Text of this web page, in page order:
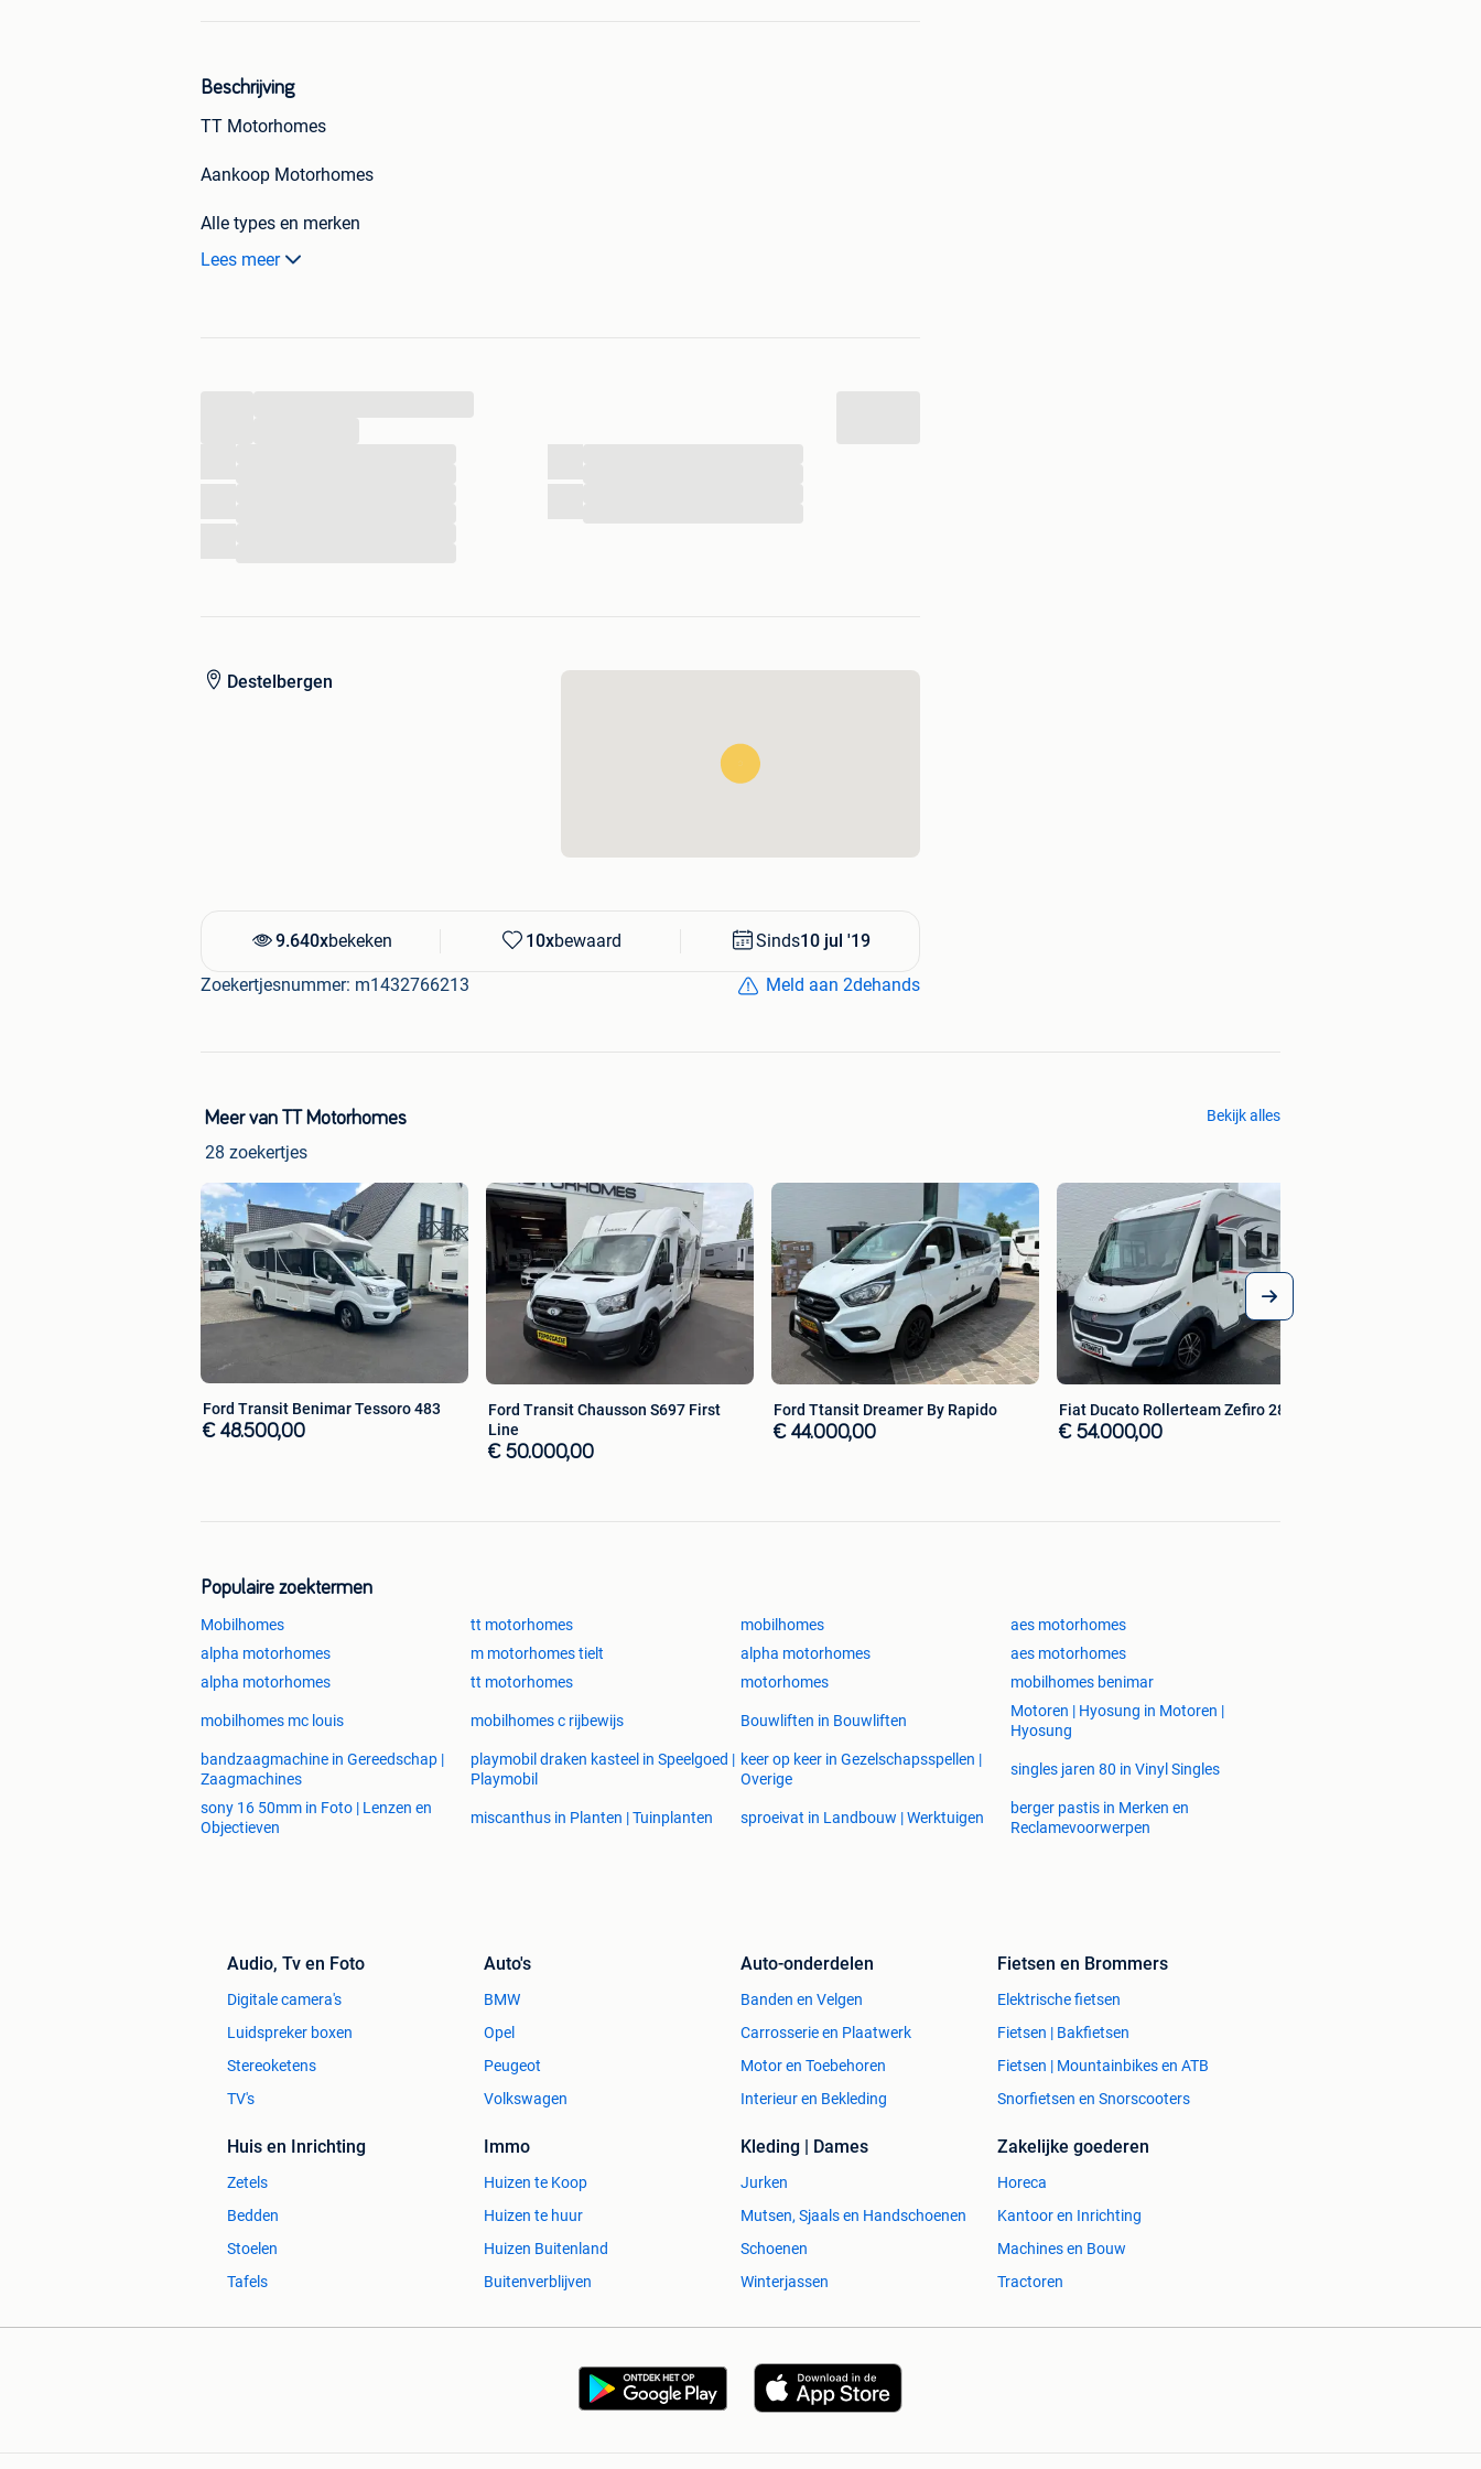
Beschrijving
TT Motorhomes
Aankoop Motorhomes
Alle types en merken
Jong of oud
Lees meer
Destelbergen
9.640xbekeken 10xbewaard Sinds10 jul '19
Zoekertjesnummer: m1432766213 Meld aan 2dehands
Meer van TT Motorhomes
28 zoekertjes
Bekijk alles
Ford Transit Benimar Tessoro 483
€ 48.500,00
Ford Transit Chausson S697 First
Line
€ 50.000,00
Ford Ttansit Dreamer By Rapido
€ 44.000,00
Fiat Ducato Rollerteam Zefiro 284
€ 54.000,00
Populaire zoektermen
Mobilhomes tt motorhomes mobilhomes
aes motorhomes
alpha motorhomes
m motorhomes tielt alpha motorhomes
aes motorhomes
alpha motorhomes
tt motorhomes motorhomes mobilhomes benimar
mobilhomes mc louis mobilhomes c rijbewijs Bouwliften in Bouwliften
Motoren | Hyosung in Motoren |
Hyosung
bandzaagmachine in Gereedschap |
Zaagmachines
playmobil draken kasteel in Speelgoed |
Playmobil
keer op keer in Gezelschapsspellen |
Overige
singles jaren 80 in Vinyl Singles
sony 16 50mm in Foto | Lenzen en
Objectieven
miscanthus in Planten | Tuinplanten sproeivat in Landbouw | Werktuigen
berger pastis in Merken en
Reclamevoorwerpen
Audio, Tv en Foto
Digitale camera's
Luidspreker boxen
Stereoketens
TV's
Auto's
BMW
Opel
Peugeot
Volkswagen
Auto-onderdelen
Banden en Velgen
Carrosserie en Plaatwerk
Motor en Toebehoren
Interieur en Bekleding
Fietsen en Brommers
Elektrische fietsen
Fietsen | Bakfietsen
Fietsen | Mountainbikes en ATB
Snorfietsen en Snorscooters
Huis en Inrichting
Zetels
Bedden
Stoelen
Tafels
Immo
Huizen te Koop
Huizen te huur
Huizen Buitenland
Buitenverblijven
Kleding | Dames
Jurken
Mutsen, Sjaals en Handschoenen
Schoenen
Winterjassen
Zakelijke goederen
Horeca
Kantoor en Inrichting
Machines en Bouw
Tractoren